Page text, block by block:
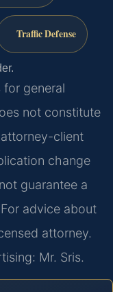
Traffic Defense
for general
not constitute
client
change
guarantee a
advice about
attorney.
Mr. Sris.